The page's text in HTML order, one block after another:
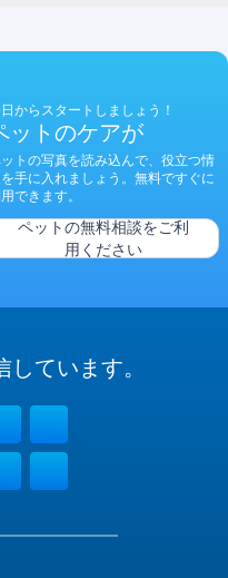
からスタートしましょう！
ットのケアが
トの写真を読み込んで、役立つ情
手に入れましょう。無料ですぐに
できます。
ペットの無料相談をご利
用ください
しています。